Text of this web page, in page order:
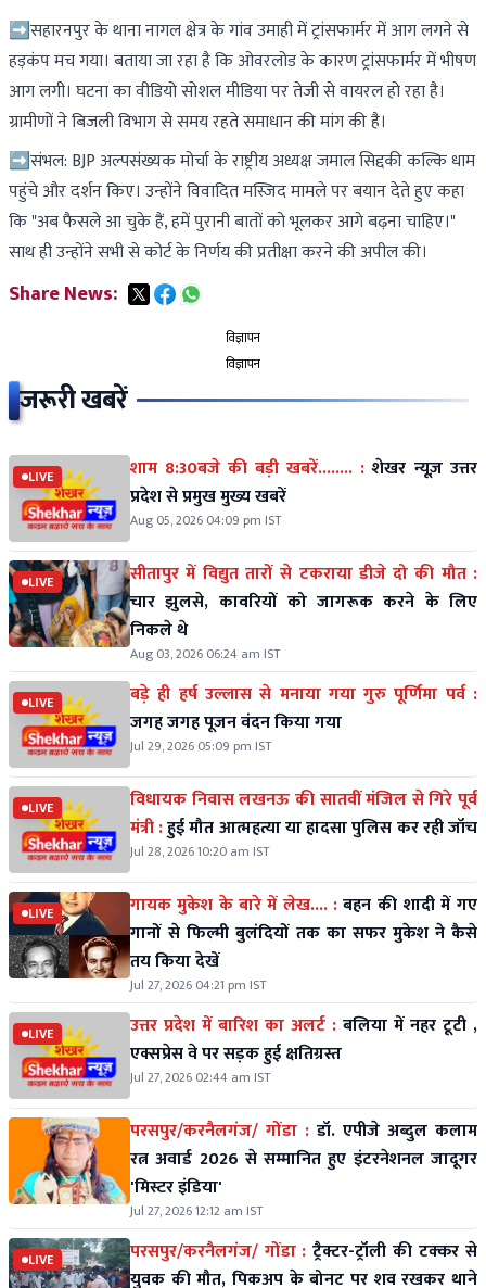
➡सहारनपुर के थाना नागल क्षेत्र के गांव उमाही में ट्रांसफार्मर में आग लगने से
हड़कंप मच गया। बताया जा रहा है कि ओवरलोड के कारण ट्रांसफार्मर में भीषण
आग लगी। घटना का वीडियो सोशल मीडिया पर तेजी से वायरल हो रहा है।
ग्रामीणों ने बिजली विभाग से समय रहते समाधान की मांग की है।
➡संभल: BJP अल्पसंख्यक मोर्चा के राष्ट्रीय अध्यक्ष जमाल सिद्दकी कल्कि धाम
पहुंचे और दर्शन किए। उन्होंने विवादित मस्जिद मामले पर बयान देते हुए कहा
कि "अब फैसले आ चुके हैं, हमें पुरानी बातों को भूलकर आगे बढ़ना चाहिए।"
साथ ही उन्होंने सभी से कोर्ट के निर्णय की प्रतीक्षा करने की अपील की।
Share News:
विज्ञापन
विज्ञापन
जरूरी खबरें
LIVE शाम 8:30बजे की बड़ी खबरें........ : शेखर न्यूज़ उत्तर
प्रदेश से प्रमुख मुख्य खबरें
Aug 05, 2026 04:09 pm IST
LIVE
सीतापुर में विद्युत तारों से टकराया डीजे दो की मौत :
चार झुलसे, कावरियों को जागरूक करने के लिए
निकले थे
Aug 03, 2026 06:24 am IST
LIVE
बड़े ही हर्ष उल्लास से मनाया गया गुरु पूर्णिमा पर्व :
जगह जगह पूजन वंदन किया गया
Jul 29, 2026 05:09 pm IST
LIVE
विधायक निवास लखनऊ की सातवीं मंजिल से गिरे पूर्व
मंत्री :हुई मौत आत्महत्या या हादसा पुलिस कर रही जॉच
Jul 28, 2026 10:20 am IST
LIVE गायक मुकेश के बारे में लेख.... :बहन की शादी में गए
गानों से फिल्मी बुलंदियों तक का सफर मुकेश ने कैसे
तय किया देखें
Jul 27, 2026 04:21 pm IST
LIVE उत्तर प्रदेश में बारिश का अलर्ट : बलिया में नहर टूटी ,
एक्सप्रेस वे पर सड़क हुई क्षतिग्रस्त
Jul 27, 2026 02:44 am IST
परसपुर/करनैलगंज/ गोंडा : डॉ. एपीजे अब्दुल कलाम
रत्न अवार्ड 2026 से सम्मानित हुए इंटरनेशनल जादूगर
'मिस्टर इंडिया'
Jul 27, 2026 12:12 am IST
LIVE परसपुर/करनैलगंज/ गोंडा : ट्रैक्टर-ट्रॉली की टक्कर से
युवक की मौत, पिकअप के बोनट पर शव रखकर थाने